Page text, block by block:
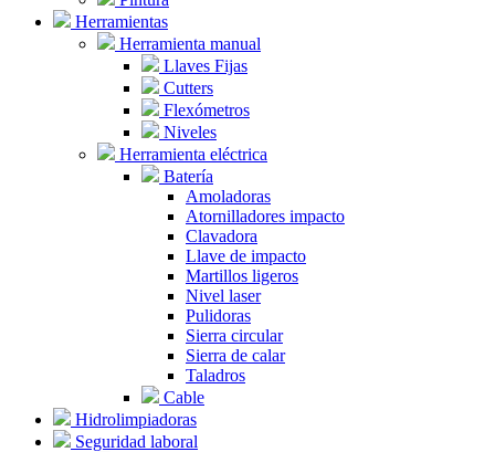
Herramientas
Herramienta manual
Llaves Fijas
Cutters
Flexómetros
Niveles
Herramienta eléctrica
Batería
Amoladoras
Atornilladores impacto
Clavadora
Llave de impacto
Martillos ligeros
Nivel laser
Pulidoras
Sierra circular
Sierra de calar
Taladros
Cable
Hidrolimpiadoras
Seguridad laboral